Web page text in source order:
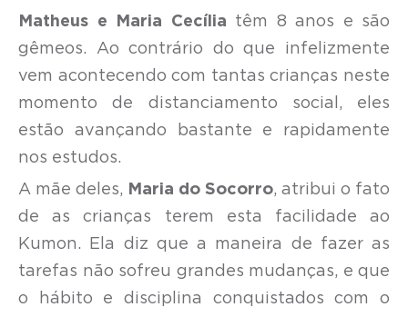
Matheus e Maria Cecília têm 8 anos e são
gêmeos. Ao contrário do que infelizmente
vem acontecendo com tantas crianças neste
momento de distanciamento social, eles
estão avançando bastante e rapidamente
nos estudos.
A mãe deles, Maria do Socorro, atribui o fato
de as crianças terem esta facilidade ao
Kumon. Ela diz que a maneira de fazer as
tarefas não sofreu grandes mudanças, e que
o hábito e disciplina conquistados com o